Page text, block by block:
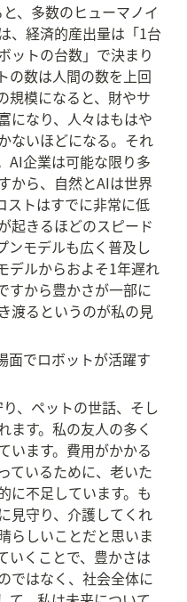
、多数のヒューマノイ
、経済的産出量は「1台
ットの台数」で決まり
の数は人間の数を上回
規模になると、財やサ
になり、人々はもはや
ないほどになる。それ
AI企業は可能な限り多
から、自然とAIは世界
ストはすでに非常に低
起きるほどのスピード
ンモデルも広く普及し
デルからおよそ1年遅れ
すから豊かさが一部に
渡るというのが私の見
面でロボットが活躍す
、ペットの世話、そし
ます。私の友人の多く
います。費用がかかる
ているために、老いた
に不足しています。も
見守り、介護してくれ
らしいことだと思いま
いくことで、豊かさは
ではなく、社会全体に